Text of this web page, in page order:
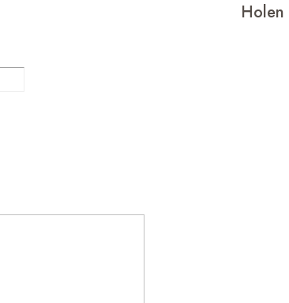
Holen